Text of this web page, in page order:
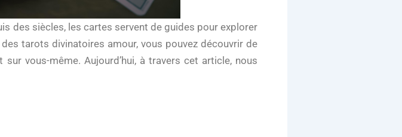
des siècles, les cartes servent de guides pour explorer
tarots divinatoires amour, vous pouvez découvrir de
vous-même. Aujourd’hui, à travers cet article, nous